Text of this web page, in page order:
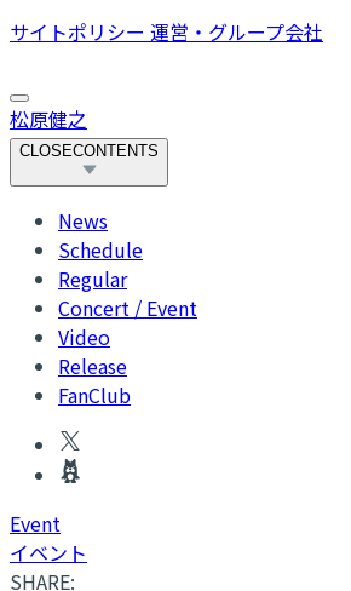
サイトポリシー 運営・グループ会社
松原健之
CLOSECONTENTS
News
Schedule
Regular
Concert / Event
Video
Release
FanClub
Event
イベント
SHARE: